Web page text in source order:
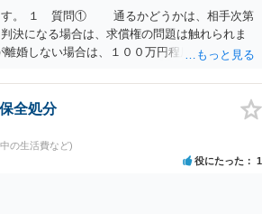
す。 １ 質問① 通るかどうかは、相手次第
決になる場合は、求償権の問題は触れられま
しない場合は、１００万円程度となる可能
すから（経済的、時間的、精神的負担等）、
も辞さずという姿勢を示すことで、プラス
ます。 交渉で解決する多くの場合は、相手
ケースで、５０万円以下で合意できる場合は
通常は、６０万円から８０万円程度になる
私の印象です。 ２ 質問② ご記載の内容が
交渉材料かと思います。 なお、ご自身が離
全処分
の生活費など)
役にたった 1